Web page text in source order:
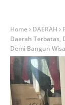
Home DAERAH
Daerah Terbatas,
Demi Bangun